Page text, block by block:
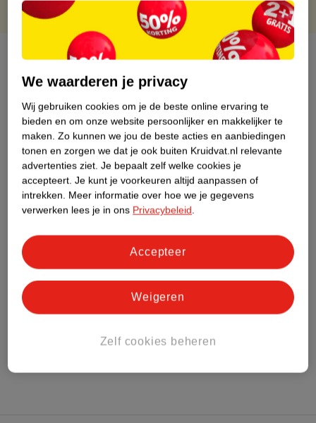
Over dit product
Productinformatie
Nature Impact Score
Dit product heeft (nog) geen Nature
Impact Score.
Meer informatie
Bestel & Bezorginformatie
Bekijk ook
We waarderen je privacy
Wij gebruiken cookies om je de beste online ervaring te
bieden en om onze website persoonlijker en makkelijker te
maken. Zo kunnen we jou de beste acties en aanbiedingen
tonen en zorgen we dat je ook buiten Kruidvat.nl relevante
advertenties ziet. Je bepaalt zelf welke cookies je
accepteert. Je kunt je voorkeuren altijd aanpassen of
intrekken. Meer informatie over hoe we je gegevens
verwerken lees je in ons Privacybeleid.
Zelf cookies beheren
Weigeren
Accepteer